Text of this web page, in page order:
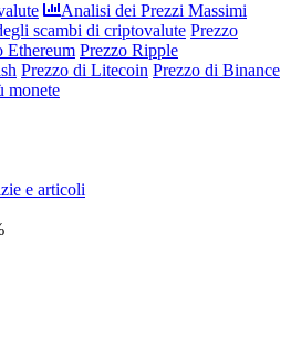
Analisi dei Prezzi Massimi
scambi di criptovalute Prezzo
Ethereum Prezzo Ripple
Prezzo di Litecoin Prezzo di Binance
monete
e articoli